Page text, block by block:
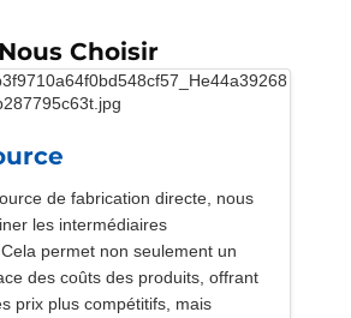
Choisir
de fabrication directe, nous
les intermédiaires
permet non seulement un
des coûts des produits, offrant
prix plus compétitifs, mais